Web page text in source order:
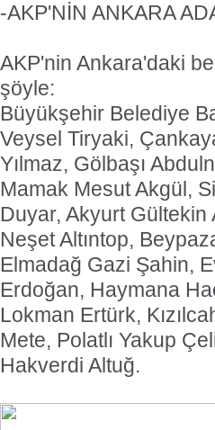
-AKP'NİN ANKARA
AKP'nin Ankara'daki
şöyle:
Büyükşehir Belediye
Veysel Tiryaki,
Yılmaz, Gölbaşı
Mamak Mesut Akgül,
Duyar, Akyurt
Neşet Altıntop,
Elmadağ Gazi Şahin,
Erdoğan, Haymana
Lokman Ertürk,
Mete, Polatlı Yakup
Hakverdi Altuğ.